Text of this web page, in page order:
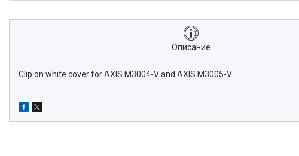
Описание
Clip on white cover for AXIS M3004-V and AXIS M3005-V.